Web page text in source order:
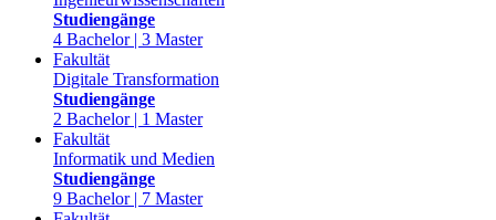
Studiengänge
4 Bachelor | 3 Master
Fakultät
Digitale Transformation
Studiengänge
2 Bachelor | 1 Master
Fakultät
Informatik und Medien
Studiengänge
9 Bachelor | 7 Master